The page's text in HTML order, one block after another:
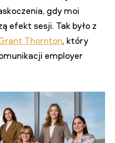
gdy moi
efekt sesji. Tak było z
Thornton, który
employer